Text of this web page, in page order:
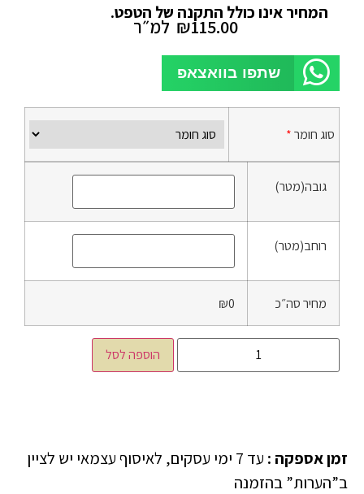
המחיר אינו כולל התקנה של הטפט.
₪115.00 למ״ר
שתפו בוואצאפ
סוג חומר*
גובה(מטר)
רוחב(מטר)
מחיר סה״כ ₪0
הוספה לסל
זמן אספקה :
עד 7 ימי עסקים, לאיסוף עצמאי יש לציין
ב”הערות” בהזמנה